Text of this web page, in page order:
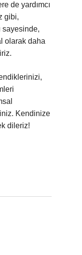
de yardımcı
gibi,
sayesinde,
olarak daha
Kendinize
dileriz!